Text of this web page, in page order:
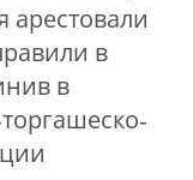
арестовали
в
в